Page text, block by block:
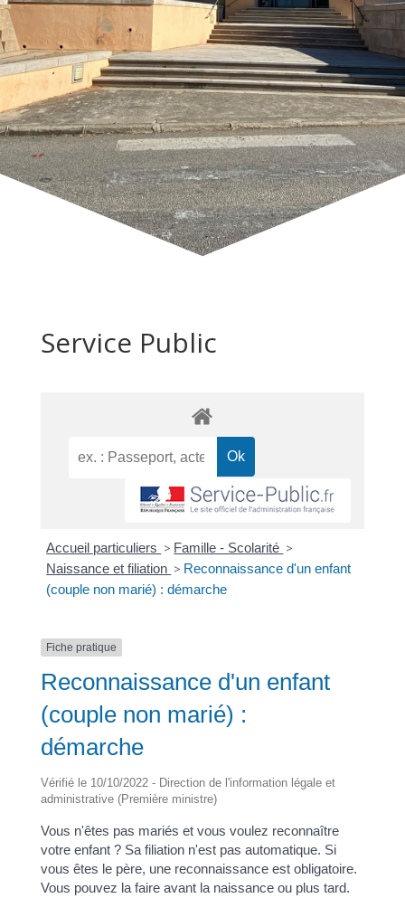
Service Public
Accueil particuliers > Famille - Scolarité >
Naissance et filiation > Reconnaissance d'un enfant
(couple non marié) : démarche
Fiche pratique
Reconnaissance d'un enfant
(couple non marié) :
démarche
Vérifié le 10/10/2022 - Direction de l'information légale et
administrative (Première ministre)
Vous n'êtes pas mariés et vous voulez reconnaître
votre enfant ? Sa filiation n'est pas automatique. Si
vous êtes le père, une reconnaissance est obligatoire.
Vous pouvez la faire avant la naissance ou plus tard.